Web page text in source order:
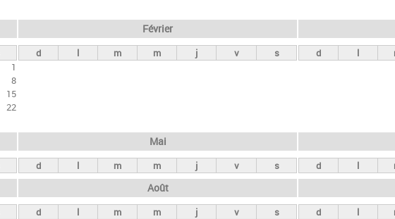
r
c
1
8
15
22
Février
d l m m j v s d l
Mai
d l m m j v s d l
Août
d l m m j v s d l